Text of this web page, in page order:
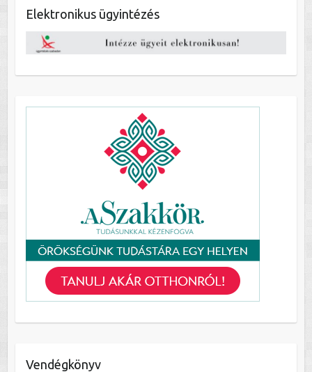
Elektronikus ügyintézés
Vendégkönyv